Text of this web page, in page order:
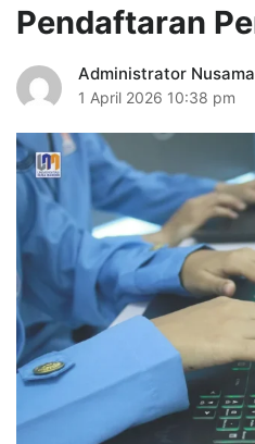
Pendaftaran
Administrator
1 April 2026 10:38 pm